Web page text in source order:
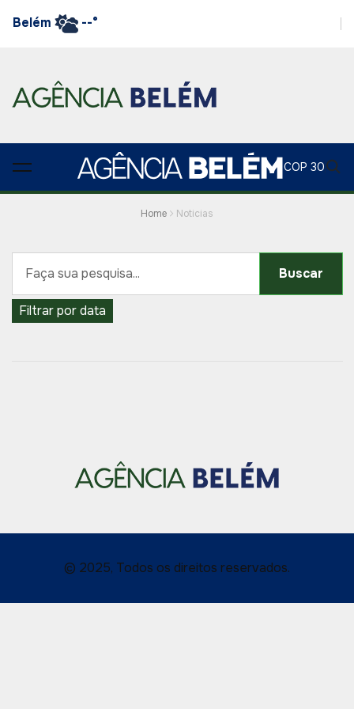
Belém --°
COP 30
Home Noticias
Buscar
Filtrar por data
© 2025, Todos os direitos reservados.